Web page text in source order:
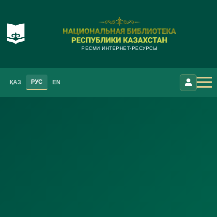
РЕСМИ ИНТЕРНЕТ-РЕСУРСЫ
ҚАЗ РУС EN